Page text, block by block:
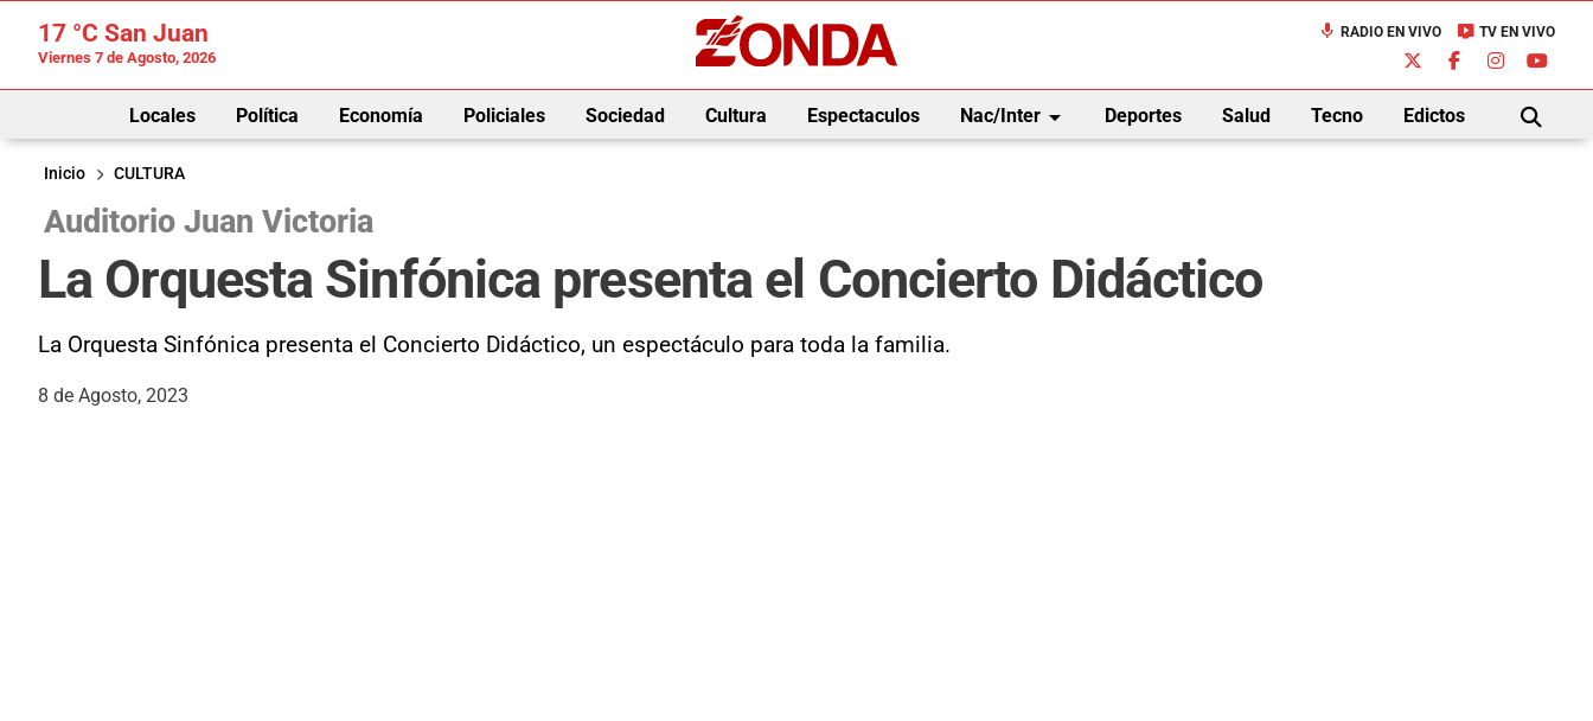
17 °C San Juan
Viernes 7 de Agosto, 2026
mic RADIO EN VIVO live_tv TV EN VIVO
Locales Política Economía Policiales Sociedad Cultura Espectaculos Nac/Interarrow_drop_down Deportes Salud Tecno Edictos
BUSCAR
Inicio
CULTURA
Auditorio Juan Victoria
La Orquesta Sinfónica presenta el Concierto Didáctico
La Orquesta Sinfónica presenta el Concierto Didáctico, un espectáculo para toda la familia.
8 de Agosto, 2023